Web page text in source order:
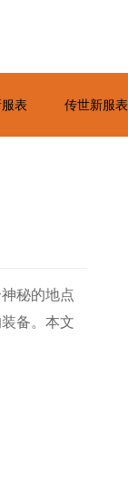
表 传世新服表
秘的地点
备。本文